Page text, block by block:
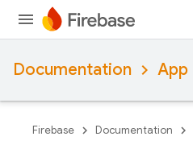
Documentation App
Firebase Documentation